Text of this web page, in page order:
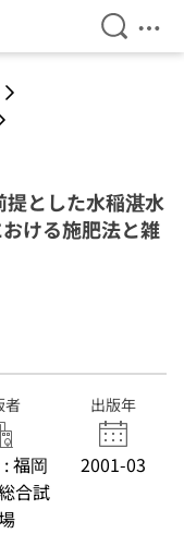
検索を
メ
とした水稲湛水
ける施肥法と雑
者
福岡
合試
出版年
2001-03